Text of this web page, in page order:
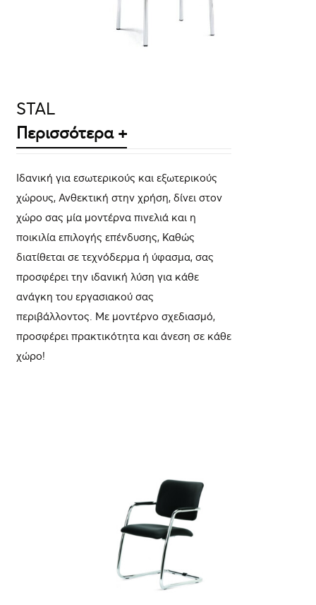
STAL
Περισσότερα +
Ιδανική για εσωτερικούς και εξωτερικούς
χώρους, Ανθεκτική στην χρήση, δίνει στον
χώρο σας μία μοντέρνα πινελιά και η
ποικιλία επιλογής επένδυσης, Καθώς
διατίθεται σε τεχνόδερμα ή ύφασμα, σας
προσφέρει την ιδανική λύση για κάθε
ανάγκη του εργασιακού σας
περιβάλλοντος. Με μοντέρνο σχεδιασμό,
προσφέρει πρακτικότητα και άνεση σε κάθε
χώρο!
ΛΕΠΤΟΜΈΡΕΙΕΣ